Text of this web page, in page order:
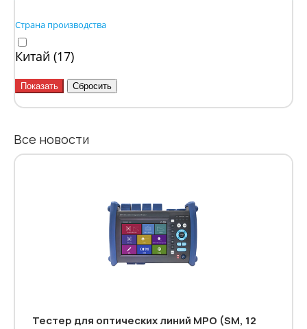
Страна производства
Китай (17)
Все новости
Тестер для оптических линий MPO (SM, 12